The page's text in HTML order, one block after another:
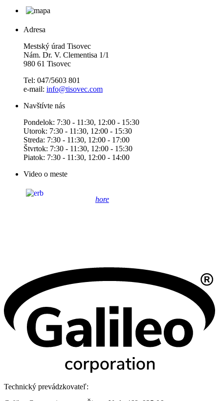
Adresa
Mestský úrad Tisovec
Nám. Dr. V. Clementisa 1/1
980 61 Tisovec
Tel: 047/5603 801
e-mail: info@tisovec.com
Navštívte nás
Pondelok: 7:30 - 11:30, 12:00 - 15:30
Utorok: 7:30 - 11:30, 12:00 - 15:30
Streda: 7:30 - 11:30, 12:00 - 17:00
Štvrtok: 7:30 - 11:30, 12:00 - 15:30
Piatok: 7:30 - 11:30, 12:00 - 14:00
Video o meste
hore
Technický prevádzkovateľ: